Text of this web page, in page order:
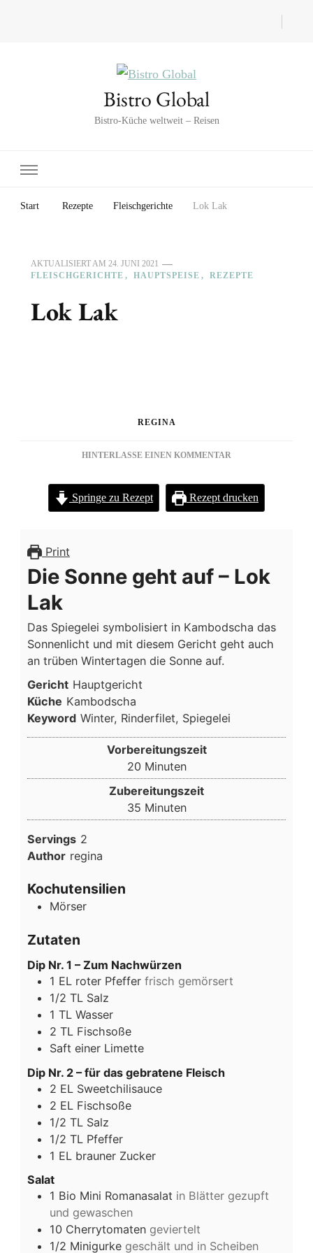
Bistro Global
Bistro-Küche weltweit – Reisen
Start Rezepte Fleischgerichte Lok Lak
AKTUALISIERT AM 24. JUNI 2021
FLEISCHGERICHTE
HAUPTSPEISE REZEPTE
Lok Lak
REGINA
HINTERLASSE EINEN KOMMENTAR
LAK
Springe zu Rezept Rezept drucken
Print
Die Sonne geht auf – Lok
Lak
Das Spiegelei symbolisiert in Kambodscha das
Sonnenlicht und mit diesem Gericht geht auch
an trüben Wintertagen die Sonne auf.
Gericht Hauptgericht
Küche Kambodscha
Keyword Winter, Rinderfilet, Spiegelei
Vorbereitungszeit
20Minuten
Minuten
Zubereitungszeit
35Minuten
Minuten
Servings 2
Author regina
Kochutensilien
Mörser
Zutaten
Dip Nr. 1 – Zum Nachwürzen
1 EL roter Pfeffer frisch gemörsert
1/2 TL Salz
1 TL Wasser
2 TL Fischsoße
Saft einer Limette
Dip Nr. 2 – für das gebratene Fleisch
2 EL Sweetchilisauce
2 EL Fischsoße
1/2 TL Salz
1/2 TL Pfeffer
1 EL brauner Zucker
Salat
1 Bio Mini Romanasalat in Blätter gezupft
und gewaschen
10 Cherrytomaten geviertelt
1/2 Minigurke geschält und in Scheiben